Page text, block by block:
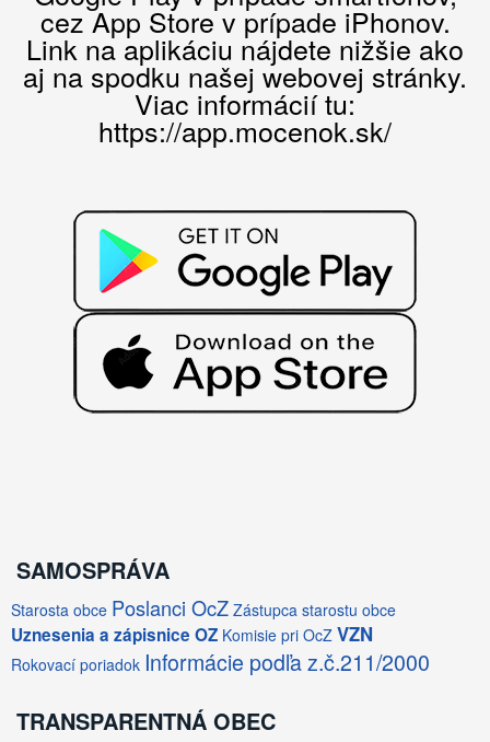
cez App Store v prípade iPhonov.
Link na aplikáciu nájdete nižšie ako
aj na spodku našej webovej stránky.
Viac informácií tu:
https://app.mocenok.sk/
SAMOSPRÁVA
Starosta obce Poslanci OcZ Zástupca starostu obce
Uznesenia a zápisnice OZ Komisie pri OcZ VZN
Rokovací poriadok Informácie podľa z.č.211/2000
TRANSPARENTNÁ OBEC